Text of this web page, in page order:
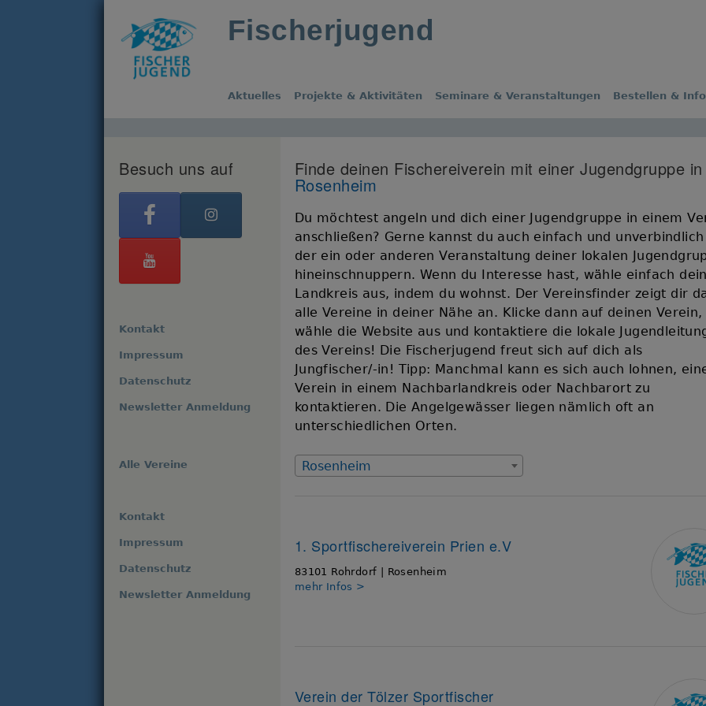
Fischerjugend
Aktuelles Projekte & Aktivitäten Seminare & Veranstaltungen Bestellen &
Finde deinen Fischereiverein mit einer Jugendgruppe in
Rosenheim
Du möchtest angeln und dich einer Jugendgruppe in einem
anschließen? Gerne kannst du auch einfach und
der ein oder anderen Veranstaltung deiner lokalen
hineinschnuppern. Wenn du Interesse hast, wähle einfach
Landkreis aus, indem du wohnst. Der Vereinsfinder zeigt dir
alle Vereine in deiner Nähe an. Klicke dann auf deinen Verein,
wähle die Website aus und kontaktiere die lokale
des Vereins! Die Fischerjugend freut sich auf dich als
Jungfischer/-in! Tipp: Manchmal kann es sich auch lohnen,
Verein in einem Nachbarlandkreis oder Nachbarort zu
kontaktieren. Die Angelgewässer liegen nämlich oft an
unterschiedlichen Orten.
Rosenheim
1. Sportfischereiverein Prien e.V
83101 Rohrdorf | Rosenheim
mehr Infos >
Verein der Tölzer Sportfischer
Besuch uns auf
Kontakt
Impressum
Datenschutz
Newsletter Anmeldung
Alle Vereine
Kontakt
Impressum
Datenschutz
Newsletter Anmeldung